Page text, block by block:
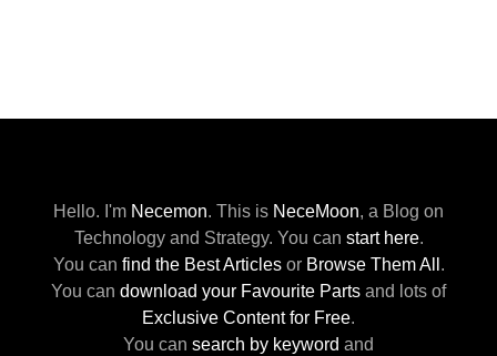
Hello. I'm Necemon. This is NeceMoon, a Blog on
Technology and Strategy. You can start here.
You can find the Best Articlesor Browse Them All .
You can download your Favourite Parts and lots of
Exclusive Content for Free.
You can search by keyword and